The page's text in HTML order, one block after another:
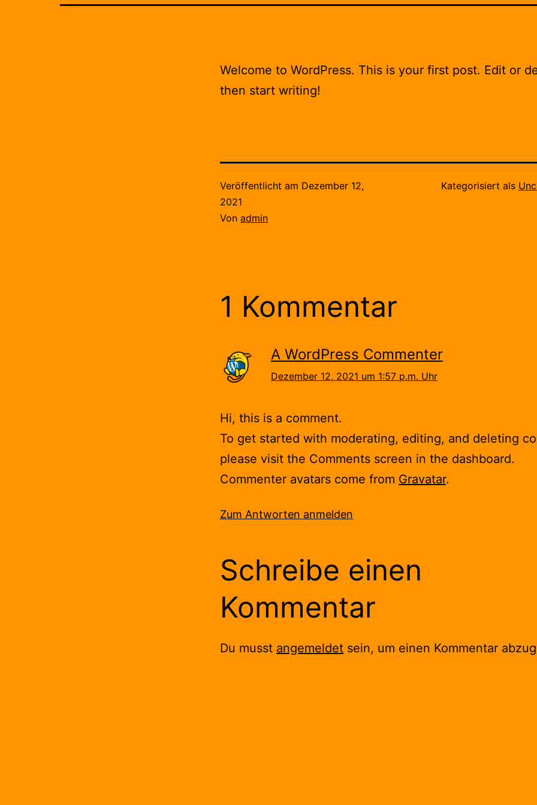
Welcome to WordPress. This is your first post. Edit or
then start writing!
Veröffentlicht am Dezember 12,
2021
Von admin
Kategorisiert als
1 Kommentar
A WordPress Commenter
Dezember 12, 2021 um 1:57 p.m. Uhr
Hi, this is a comment.
To get started with moderating, editing, and deleting
please visit the Comments screen in the dashboard.
Commenter avatars come from Gravatar.
Zum Antworten anmelden
Schreibe einen
Kommentar
Du musst angemeldet sein, um einen Kommentar